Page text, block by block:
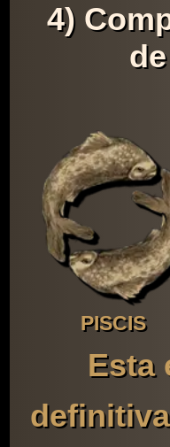
4)
PISCIS
Esta